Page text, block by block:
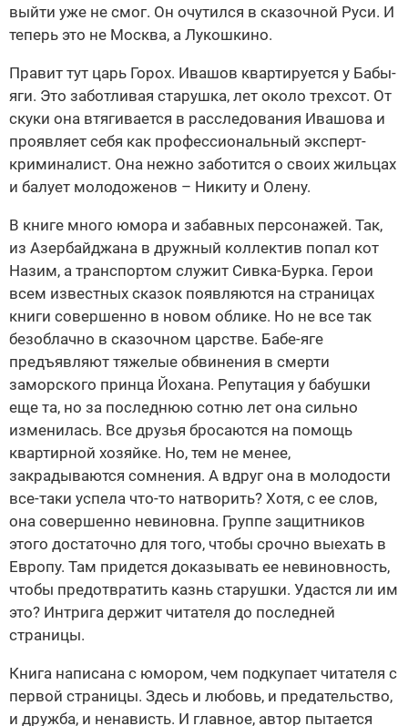
выйти уже не смог. Он очутился в сказочной Руси. И
теперь это не Москва, а Лукошкино.
Правит тут царь Горох. Ивашов квартируется у Бабы-
яги. Это заботливая старушка, лет около трехсот. От
скуки она втягивается в расследования Ивашова и
проявляет себя как профессиональный эксперт-
криминалист. Она нежно заботится о своих жильцах
и балует молодоженов – Никиту и Олену.
В книге много юмора и забавных персонажей. Так,
из Азербайджана в дружный коллектив попал кот
Назим, а транспортом служит Сивка-Бурка. Герои
всем известных сказок появляются на страницах
книги совершенно в новом облике. Но не все так
безоблачно в сказочном царстве. Бабе-яге
предъявляют тяжелые обвинения в смерти
заморского принца Йохана. Репутация у бабушки
еще та, но за последнюю сотню лет она сильно
изменилась. Все друзья бросаются на помощь
квартирной хозяйке. Но, тем не менее,
закрадываются сомнения. А вдруг она в молодости
все-таки успела что-то натворить? Хотя, с ее слов,
она совершенно невиновна. Группе защитников
этого достаточно для того, чтобы срочно выехать в
Европу. Там придется доказывать ее невиновность,
чтобы предотвратить казнь старушки. Удастся ли им
это? Интрига держит читателя до последней
страницы.
Книга написана с юмором, чем подкупает читателя с
первой страницы. Здесь и любовь, и предательство,
и дружба, и ненависть. И главное, автор пытается